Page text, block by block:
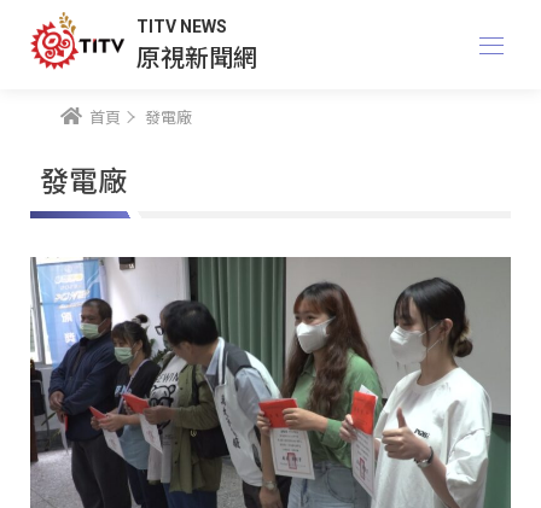
TITV NEWS
原視新聞網
首頁 發電廠
發電廠